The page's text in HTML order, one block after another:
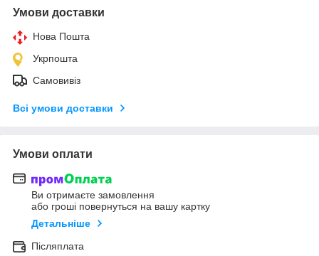
Умови доставки
Нова Пошта
Укрпошта
Самовивіз
Всі умови доставки
Умови оплати
Ви отримаєте замовлення
або гроші повернуться на вашу картку
Детальніше
Післяплата